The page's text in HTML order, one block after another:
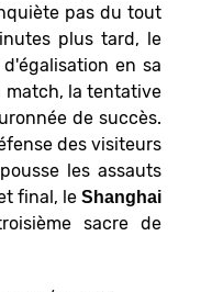
pas du tout
plus tard, le
en sa
match, la tentative
de succès.
des visiteurs
les assauts
final, le Shanghai
sacre de